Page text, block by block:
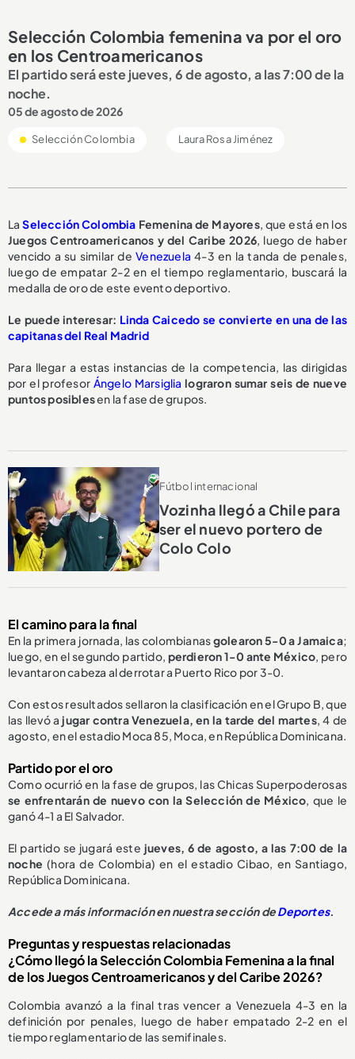
Selección Colombia femenina va por el oro
en los Centroamericanos
El partido será este jueves, 6 de agosto, a las 7:00 de la
noche.
05 de agosto de 2026
Selección Colombia Laura Rosa Jiménez
LaSelección Colombia Femenina de Mayores, que está en los
Juegos Centroamericanos y del Caribe 2026, luego de haber
vencido a su similar deVenezuela 4-3 en la tanda de penales,
luego de empatar 2-2 en el tiempo reglamentario, buscará la
medalla de oro de este evento deportivo.
Le puede interesar: Linda Caicedo se convierte en una de las
capitanas del Real Madrid
Para llegar a estas instancias de la competencia, las dirigidas
por el profesor Ángelo Marsiglia lograron sumar seis de nueve
puntos posiblesen la fase de grupos.
Fútbol internacional
Vozinha llegó a Chile para
ser el nuevo portero de
Colo Colo
El camino para la final
En la primera jornada, las colombianasgolearon 5-0 a Jamaica;
luego, en el segundo partido, perdieron 1-0 ante México, pero
levantaron cabeza al derrotar a Puerto Rico por 3-0.
Con estos resultados sellaron la clasificación en el Grupo B, que
las llevó ajugar contra Venezuela, en la tarde del martes, 4 de
agosto, en el estadio Moca 85, Moca, en República Dominicana.
Partido por el oro
Como ocurrió en la fase de grupos, las Chicas Superpoderosas
se enfrentarán de nuevo con la Selección de México, que le
ganó 4-1 a El Salvador.
El partido se jugará este jueves, 6 de agosto, a las 7:00 de la
noche (hora de Colombia) en el estadio Cibao, en Santiago,
República Dominicana.
Accede a más información en nuestra sección deDeportes.
Preguntas y respuestas relacionadas
¿Cómo llegó la Selección Colombia Femenina a la final
de los Juegos Centroamericanos y del Caribe 2026?
Colombia avanzó a la final tras vencer a Venezuela 4-3 en la
definición por penales, luego de haber empatado 2-2 en el
tiempo reglamentario de las semifinales.